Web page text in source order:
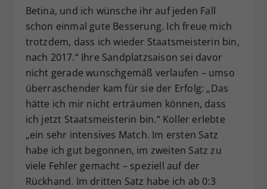
Betina, und ich wünsche ihr auf jeden Fall
schon einmal gute Besserung. Ich freue mich
trotzdem, dass ich wieder Staatsmeisterin bin,
nach 2017.“ Ihre Sandplatzsaison sei davor
nicht gerade wunschgemäß verlaufen – umso
überraschender kam für sie der Erfolg: „Das
hätte ich mir nicht erträumen können, dass
ich jetzt Staatsmeisterin bin.“ Koller erlebte
„ein sehr intensives Match. Im ersten Satz
habe ich gut begonnen, im zweiten Satz zu
viele Fehler gemacht – speziell auf der
Rückhand. Im dritten Satz habe ich ab 0:3